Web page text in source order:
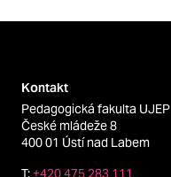
Kontakt
Pedagogická fakulta UJEP
České mládeže 8
400 01 Ústí nad Labem
T:+420 475 283 111